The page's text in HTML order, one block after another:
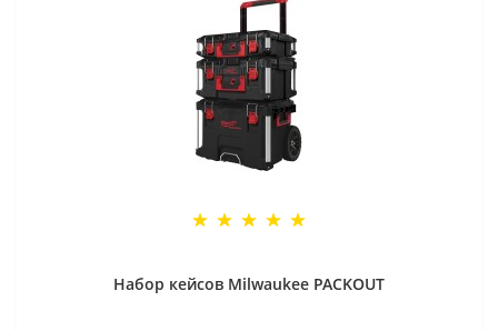
Набор кейсов Milwaukee PACKOUT